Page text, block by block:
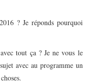
? Je réponds pourquoi
tout ça ? Je ne vous le
avec au programme un